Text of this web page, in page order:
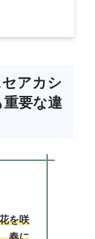
アカシ
要な違
を咲
春に